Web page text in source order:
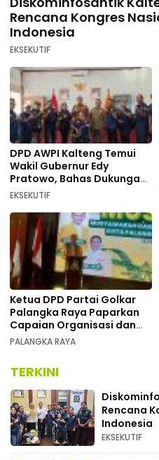
Rencana Kongres
Indonesia
EKSEKUTIF
DPD AWPI Kalteng Temui
Wakil Gubernur Edy
Pratowo, Bahas Dukungan
Kongres Nasional II AWPI di
EKSEKUTIF
Ketua DPD Partai Golkar
Palangka Raya Paparkan
Capaian Organisasi dan
Kemenangan Pemilu pada
PALANGKA RAYA
TERKINI
Rencana
Indonesia
EKSEKUTIF